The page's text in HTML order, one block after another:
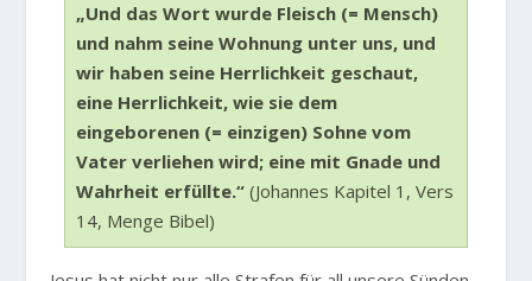
„Und das Wort wurde Fleisch (= Mensch)
und nahm seine Wohnung unter uns, und
wir haben seine Herrlichkeit geschaut,
eine Herrlichkeit, wie sie dem
eingeborenen (= einzigen) Sohne vom
Vater verliehen wird; eine mit Gnade und
Wahrheit erfüllte.“(Johannes Kapitel 1, Vers
14, Menge Bibel)